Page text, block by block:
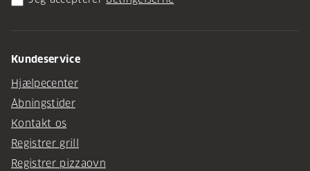
Kundeservice
Hjælpecenter
Åbningstider
Kontakt os
Registrer grill
Registrer pizzaovn